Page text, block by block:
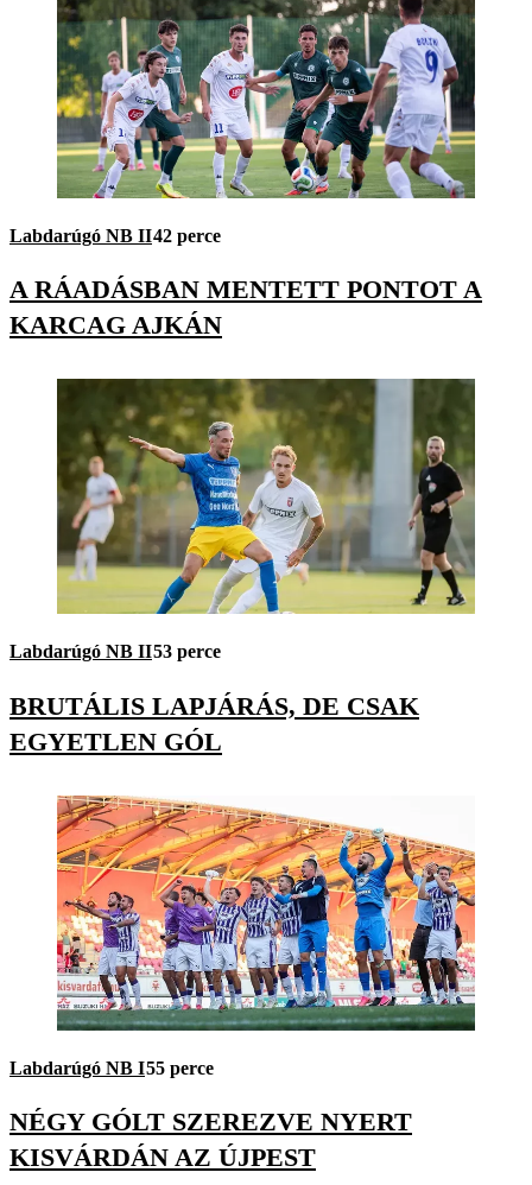
Labdarúgó NB II42 perce
A RÁADÁSBAN MENTETT PONTOT A
KARCAG AJKÁN
Labdarúgó NB II53 perce
BRUTÁLIS LAPJÁRÁS, DE CSAK
EGYETLEN GÓL
Labdarúgó NB I55 perce
NÉGY GÓLT SZEREZVE NYERT
KISVÁRDÁN AZ ÚJPEST